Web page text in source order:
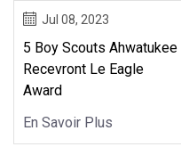
Jul 08, 2023
5 Boy Scouts Ahwatukee
Recevront Le Eagle
Award
En Savoir Plus